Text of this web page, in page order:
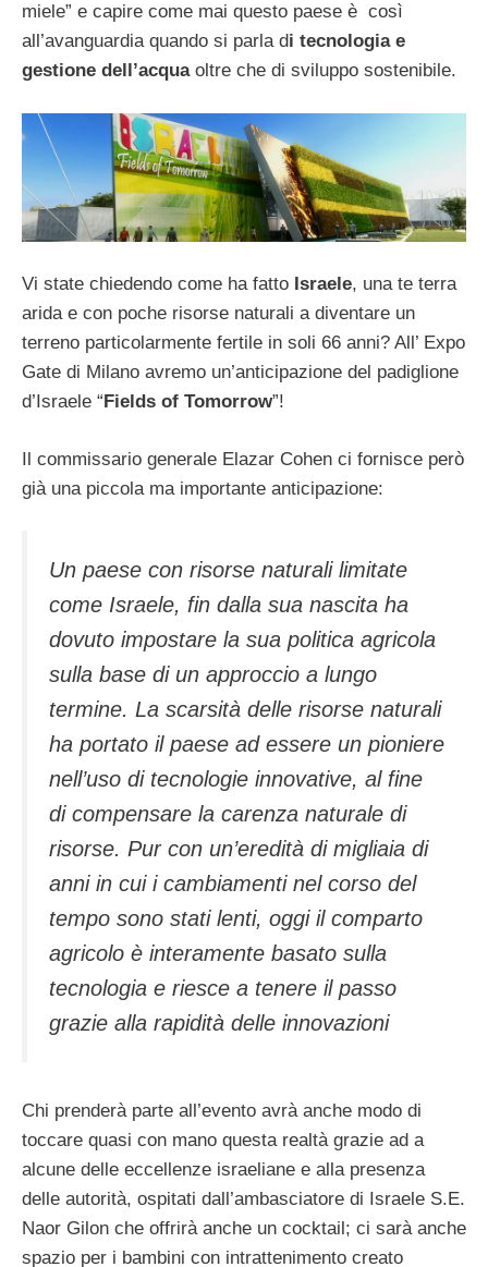
miele” e capire come mai questo paese è così
all’avanguardia quando si parla di tecnologia e
gestione dell’acquaoltre che di sviluppo sostenibile.
Vi state chiedendo come ha fatto Israele, una te terra
arida e con poche risorse naturali a diventare un
terreno particolarmente fertile in soli 66 anni? All’ Expo
Gate di Milano avremo un’anticipazione del padiglione
d’Israele “ Fields of Tomorrow”!
Il commissario generale Elazar Cohen ci fornisce però
già una piccola ma importante anticipazione:
Un paese con risorse naturali limitate
come Israele, fin dalla sua nascita ha
dovuto impostare la sua politica agricola
sulla base di un approccio a lungo
termine. La scarsità delle risorse naturali
ha portato il paese ad essere un pioniere
nell’uso di tecnologie innovative, al fine
di compensare la carenza naturale di
risorse. Pur con un’eredità di migliaia di
anni in cui i cambiamenti nel corso del
tempo sono stati lenti, oggi il comparto
agricolo è interamente basato sulla
tecnologia e riesce a tenere il passo
grazie alla rapidità delle innovazioni
Chi prenderà parte all’evento avrà anche modo di
toccare quasi con mano questa realtà grazie ad a
alcune delle eccellenze israeliane e alla presenza
delle autorità, ospitati dall’ambasciatore di Israele S.E.
Naor Gilon che offrirà anche un cocktail; ci sarà anche
spazio per i bambini con intrattenimento creato